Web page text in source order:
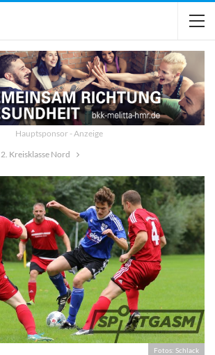
Hauptsponsor - Anzeige
2. Kreisklasse Nord
Fotos: Schlack